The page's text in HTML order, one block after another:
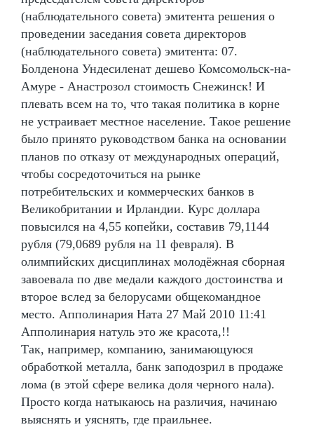
(наблюдательного совета) эмитента решения о
проведении заседания совета директоров
(наблюдательного совета) эмитента: 07.
Болденона Ундесиленат дешево Комсомольск-на-
Амуре - Анастрозол стоимость Снежинск! И
плевать всем на то, что такая политика в корне
не устраивает местное население. Такое решение
было принято руководством банка на основании
планов по отказу от международных операций,
чтобы сосредоточиться на рынке
потребительских и коммерческих банков в
Великобритании и Ирландии. Курс доллара
повысился на 4,55 копейки, составив 79,1144
рубля (79,0689 рубля на 11 февраля). В
олимпийских дисциплинах молодёжная сборная
завоевала по две медали каждого достоинства и
второе вслед за белорусами общекомандное
место. Апполинария Ната 27 Май 2010 11:41
Апполинария натуль это же красота,!!
Так, например, компанию, занимающуюся
обработкой металла, банк заподозрил в продаже
лома (в этой сфере велика доля черного нала).
Просто когда натыкаюсь на различия, начинаю
выяснять и уяснять, где праильнее.